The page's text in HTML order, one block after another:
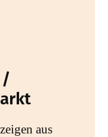
/
aus